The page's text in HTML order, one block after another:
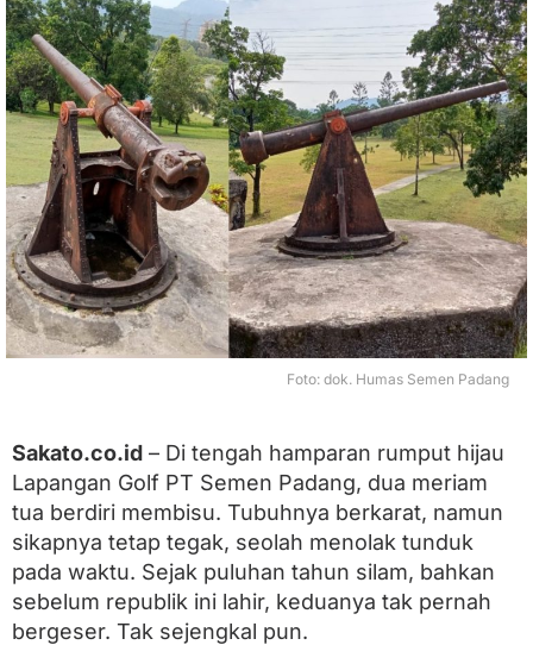
s
u
d
i
B
a
l
i
k
R
u
m
p
u
t
H
i
S
k
s
K
e
l
a
Foto: dok. Humas Semen Padang
Sakato.co.id – Di tengah hamparan rumput hijau
Lapangan Golf PT Semen Padang, dua meriam
tua berdiri membisu. Tubuhnya berkarat, namun
sikapnya tetap tegak, seolah menolak tunduk
pada waktu. Sejak puluhan tahun silam, bahkan
sebelum republik ini lahir, keduanya tak pernah
bergeser. Tak sejengkal pun.